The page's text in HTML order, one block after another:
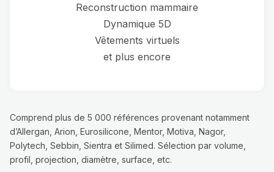
Reconstruction mammaire
Dynamique 5D
Vêtements virtuels
et plus encore
Comprend plus de 5 000 références provenant notamment
d’Allergan, Arion, Eurosilicone, Mentor, Motiva, Nagor,
Polytech, Sebbin, Sientra et Silimed. Sélection par volume,
profil, projection, diamètre, surface, etc.